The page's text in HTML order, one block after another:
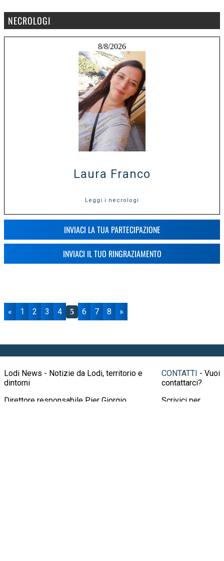
NECROLOGI
8/8/2026
Laura Franco
Leggi i necrologi
INVIACI LA TUA PARTECIPAZIONE
INVIACI IL TUO RINGRAZIAMENTO
« 1 2 3 4 5 6 7 8 »
Lodi News - Notizie da Lodi, territorio e
dintorni
Direttore responsabile Pier Giorgio
CONTATTI - Vuoi
contattarci?
Scrivici per